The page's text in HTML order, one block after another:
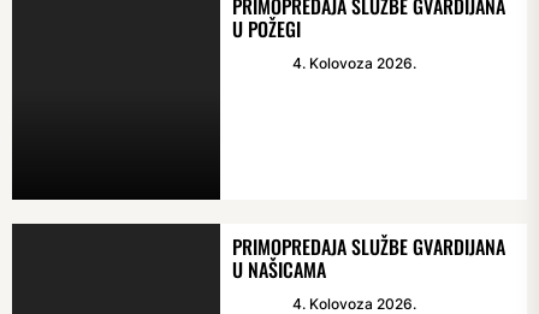
PRIMOPREDAJA SLUŽBE GVARDIJANA
U POŽEGI
4. Kolovoza 2026.
PRIMOPREDAJA SLUŽBE GVARDIJANA
U NAŠICAMA
4. Kolovoza 2026.